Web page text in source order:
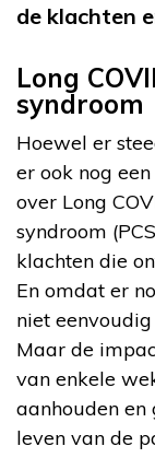
de klachten
Long
syndroom
Hoewel er
er ook nog
over Long
syndroom
klachten die
En omdat er
niet
Maar de
van enkele
aanhouden
leven van de